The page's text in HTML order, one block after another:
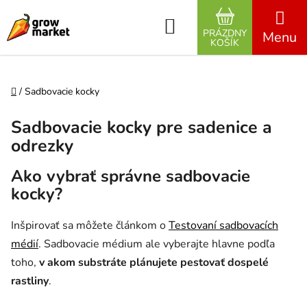
Hľadať
NÁKUPNÝ
PRÁZDNY
KOŠÍK
Domov
/ Sadbovacie kocky
Sadbovacie kocky pre sadenice a
odrezky
Ako vybrať správne sadbovacie
kocky?
Inšpirovať sa môžete článkom oTestovaní sadbovacích
médií. Sadbovacie médium ale vyberajte hlavne podľa
toho, v akom substráte plánujete pestovať dospelé
rastliny.